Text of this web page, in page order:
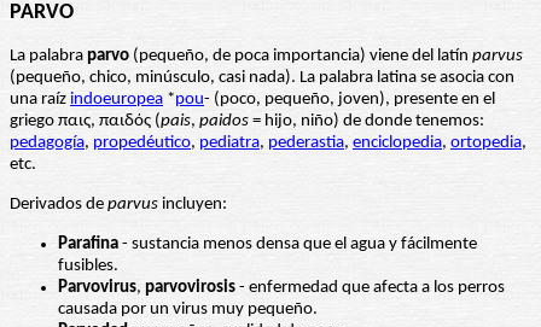
PARVO
La palabra parvo (pequeño, de poca importancia) viene del latín parvus
(pequeño, chico, minúsculo, casi nada). La palabra latina se asocia con
una raíz indoeuropea *pou- (poco, pequeño, joven), presente en el
griego παις, παιδός (pais, paidos = hijo, niño) de donde tenemos:
pedagogía, propedéutico, pediatra, pederastia, enciclopedia, ortopedia,
etc.
Derivados de parvus incluyen:
Parafina - sustancia menos densa que el agua y fácilmente
fusibles.
Parvovirus, parvovirosis - enfermedad que afecta a los perros
causada por un virus muy pequeño.